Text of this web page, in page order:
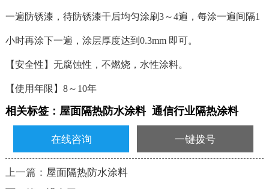
一遍防锈漆，待防锈漆干后均匀涂刷3～4遍，每涂一遍间隔1
小时再涂下一遍，涂层厚度达到0.3mm 即可。
【安全性】无腐蚀性，不燃烧，水性涂料。
【使用年限】8～10年
相关标签： 屋面隔热防水涂料 通信行业隔热涂料
在线咨询 一键拨号
上一篇： 屋面隔热防水涂料